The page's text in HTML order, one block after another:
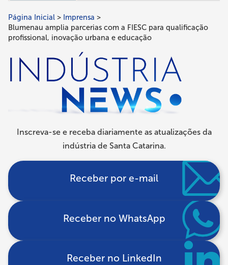
Trilha
de
navegação
Página Inicial
Imprensa
Blumenau amplia parcerias com a FIESC para qualificação
profissional, inovação urbana e educação
Inscreva-se e receba diariamente as atualizações da
indústria de Santa Catarina.
Receber por e-mail
Receber no WhatsApp
Receber no LinkedIn